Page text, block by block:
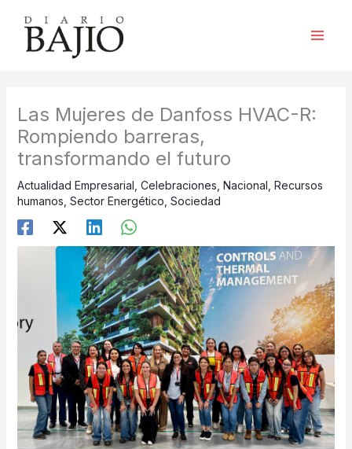
contenido
Las Mujeres de Danfoss HVAC-R:
Rompiendo barreras,
transformando el futuro
Actualidad Empresarial Celebraciones Nacional Recursos
humanos Sector Energético Sociedad